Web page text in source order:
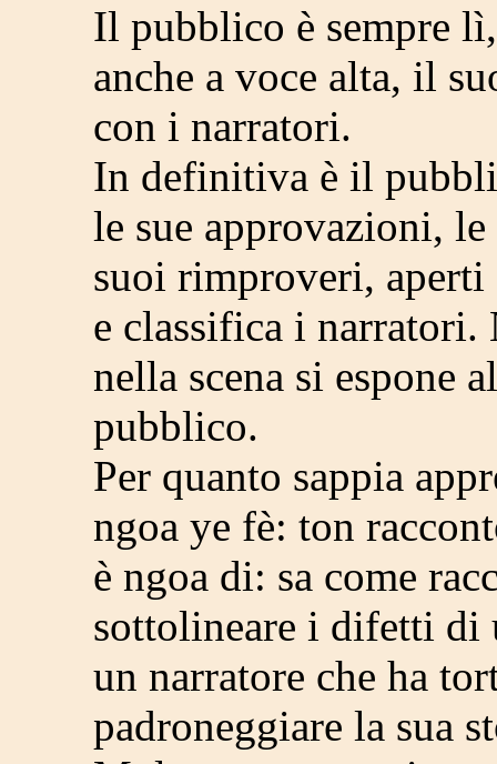
Il pubblico è sempre
anche a voce alta, il
con i narratori.
In definitiva è il
le sue approvazioni,
suoi rimproveri,
e classifica i narratori.
nella scena si espone
pubblico.
Per quanto sappia
ngoa ye fè: ton
è ngoa di: sa come
sottolineare i difetti di
un narratore che ha
padroneggiare la sua